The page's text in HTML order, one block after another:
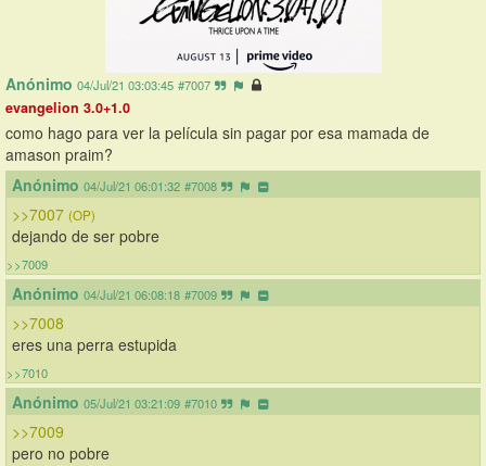
Anónimo 04/Jul/21 03:03:45 #7007
evangelion 3.0+1.0
como hago para ver la película sin pagar por esa mamada de
amason praim?
Anónimo 04/Jul/21 06:01:32 #7008
>>7007 (OP)
dejando de ser pobre
>>7009
Anónimo 04/Jul/21 06:08:18 #7009
>>7008
eres una perra estupida
>>7010
Anónimo 05/Jul/21 03:21:09 #7010
>>7009
pero no pobre